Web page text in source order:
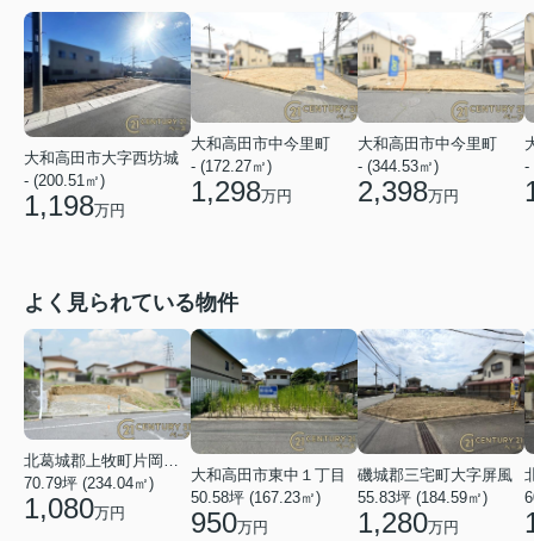
大和高田市大字西坊城
- (200.51㎡)
1,198万円
大和高田市中今里町
- (172.27㎡)
1,298万円
大和高田市中今里町
- (344.53㎡)
2,398万円
-
よく見られている物件
北葛城郡上牧町片岡台１丁目
70.79坪 (234.04㎡)
1,080万円
大和高田市東中１丁目
50.58坪 (167.23㎡)
950万円
磯城郡三宅町大字屏風
55.83坪 (184.59㎡)
1,280万円